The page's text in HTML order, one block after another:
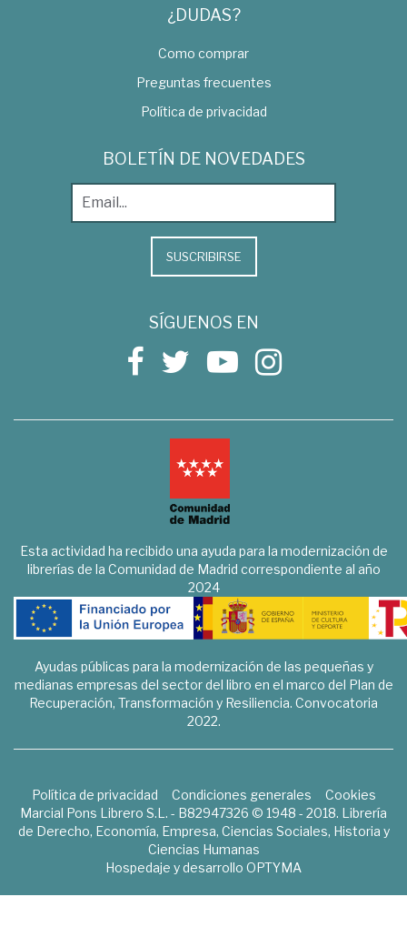
¿DUDAS?
Como comprar
Preguntas frecuentes
Política de privacidad
BOLETÍN DE NOVEDADES
SUSCRIBIRSE
SÍGUENOS EN
Esta actividad ha recibido una ayuda para la modernización de
librerías de la Comunidad de Madrid correspondiente al año
2024
Ayudas públicas para la modernización de las pequeñas y
medianas empresas del sector del libro en el marco del Plan de
Recuperación, Transformación y Resiliencia. Convocatoria
2022.
Política de privacidad Condiciones generales
Cookies
Marcial Pons Librero S.L. - B82947326 © 1948 - 2018. Librería
de Derecho, Economía, Empresa, Ciencias Sociales, Historia y
Ciencias Humanas
Hospedaje y desarrollo OPTYMA